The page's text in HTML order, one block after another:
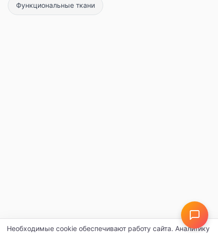
Функциональные ткани
Необходимые cookie обеспечивают работу сайта. Аналитику